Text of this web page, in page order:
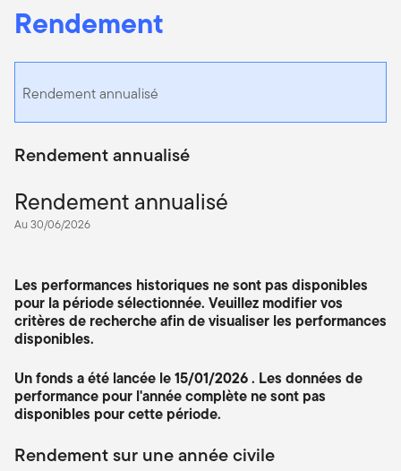
Rendement
Rendement annualisé
Rendement annualisé
Rendement annualisé
Au 30/06/2026
Les performances historiques ne sont pas disponibles
pour la période sélectionnée. Veuillez modifier vos
critères de recherche afin de visualiser les performances
disponibles.
Un fonds a été lancée le 15/01/2026 . Les données de
performance pour l'année complète ne sont pas
disponibles pour cette période.
Rendement sur une année civile